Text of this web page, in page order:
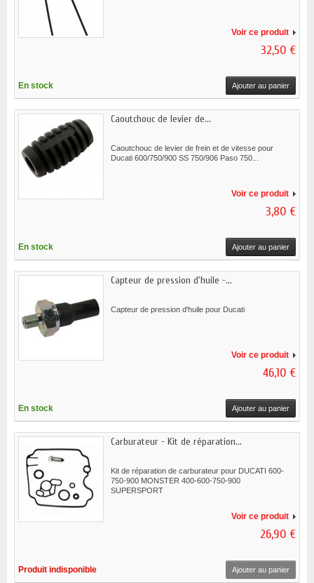
Voir ce produit
32,50 €
En stock Ajouter au panier
Caoutchouc de levier de...
Caoutchouc de levier de frein et de vitesse pour
Ducati 600/750/900 SS 750/906 Paso 750...
Voir ce produit
3,80 €
En stock Ajouter au panier
Capteur de pression d'huile -...
Capteur de pression d'huile pour Ducati
Voir ce produit
46,10 €
En stock Ajouter au panier
Carburateur - Kit de réparation...
Kit de réparation de carburateur pour DUCATI 600-
750-900 MONSTER 400-600-750-900
SUPERSPORT
Voir ce produit
26,90 €
Produit indisponible Ajouter au panier